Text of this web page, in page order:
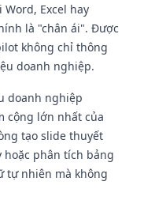
Excel hay
là "chân ái". Được
không chỉ thông
doanh nghiệp.
doanh nghiệp
cộng lớn nhất của
tạo slide thuyết
phân tích bảng
tự nhiên mà không